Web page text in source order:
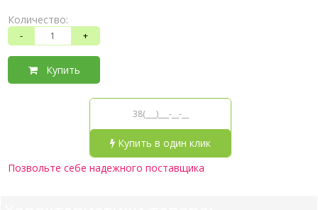
Количество:
- +
Купить
Купить в один клик
Позвольте себе надежного поставщика